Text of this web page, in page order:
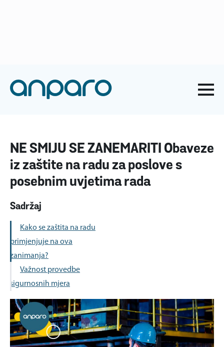
Naslovna-Zaštita na radu-NE SMIJU SE ZANEMARITI
Obaveze iz zaštite na radu za poslove s posebnim uvjetima
NE SMIJU SE ZANEMARITI Obaveze
iz zaštite na radu za poslove s
posebnim uvjetima rada
Sadržaj
Kako se zaštita na radu
primjenjuje na ova
zanimanja?
Važnost provedbe
sigurnosnih mjera